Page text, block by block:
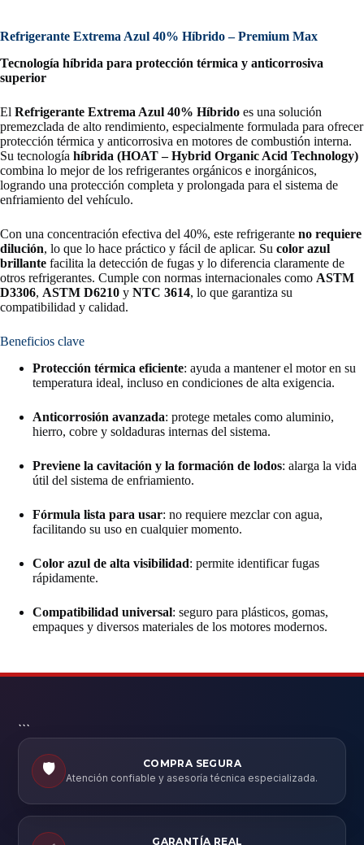
Refrigerante Extrema Azul 40% Híbrido– Premium Max
Tecnología híbrida para protección térmica y anticorrosiva
superior
El Refrigerante Extrema Azul 40% Híbrido es una solución
premezclada de alto rendimiento, especialmente formulada para ofrecer
protección térmica y anticorrosiva en motores de combustión interna.
Su tecnología híbrida (HOAT – Hybrid Organic Acid Technology)
combina lo mejor de los refrigerantes orgánicos e inorgánicos,
logrando una protección completa y prolongada para el sistema de
enfriamiento del vehículo.
Con una concentración efectiva del 40%, este refrigerante no requiere
dilución, lo que lo hace práctico y fácil de aplicar. Su color azul
brillante facilita la detección de fugas y lo diferencia claramente de
otros refrigerantes. Cumple con normas internacionales como ASTM
D3306, ASTM D6210 y NTC 3614, lo que garantiza su
compatibilidad y calidad.
Beneficios clave
Protección térmica eficiente: ayuda a mantener el motor en su
temperatura ideal, incluso en condiciones de alta exigencia.
Anticorrosión avanzada: protege metales como aluminio,
hierro, cobre y soldaduras internas del sistema.
Previene la cavitación y la formación de lodos: alarga la vida
útil del sistema de enfriamiento.
Fórmula lista para usar: no requiere mezclar con agua,
facilitando su uso en cualquier momento.
Color azul de alta visibilidad: permite identificar fugas
rápidamente.
Compatibilidad universal: seguro para plásticos, gomas,
empaques y diversos materiales de los motores modernos.
```
🛡️
COMPRA SEGURA
Atención confiable y asesoría técnica especializada.
GARANTÍA REAL